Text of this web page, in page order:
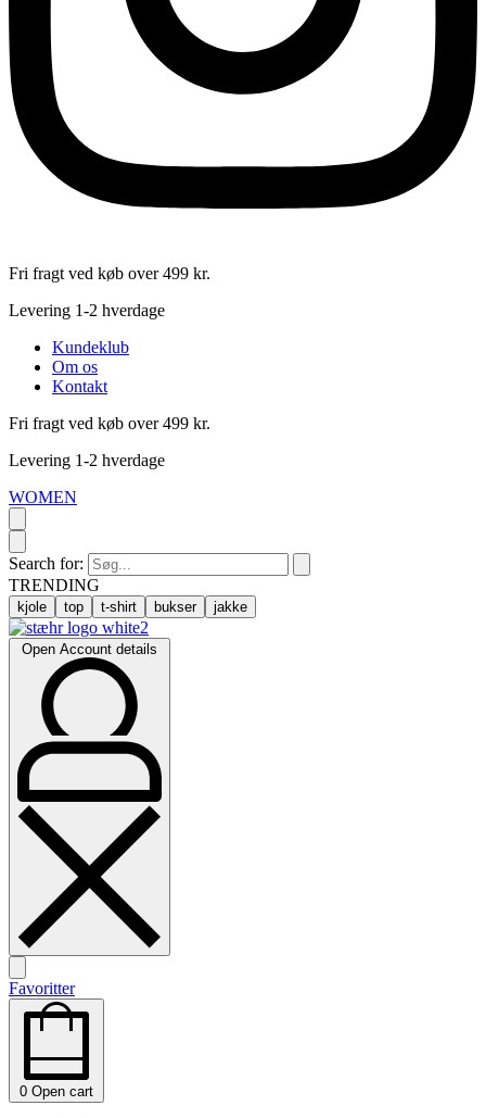
Fri fragt ved køb over 499 kr.
Levering 1-2 hverdage
Kundeklub
Om os
Kontakt
Fri fragt ved køb over 499 kr.
Levering 1-2 hverdage
WOMEN
Search for:
TRENDING
kjole top t-shirt bukser jakke
Open Account details
Favoritter
0 Open cart